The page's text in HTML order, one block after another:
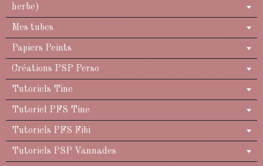
herbe)
Mes tubes
Papiers Peints
Créations PSP Perso
Tutoriels Tine
Tutoriel PFS Tine
Tutoriels PFS Fibi
Tutoriels PSP Vannades